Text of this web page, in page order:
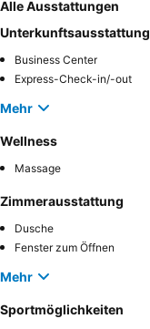
Alle Ausstattungen
Unterkunftsausstattung
Business Center
Express-Check-in/-out
Mehr
Wellness
Massage
Zimmerausstattung
Dusche
Fenster zum Öffnen
Mehr
Sportmöglichkeiten